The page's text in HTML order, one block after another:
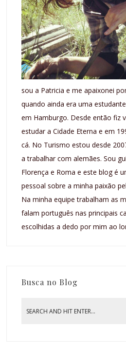
sou a Patricia e me apaixonei
quando ainda era uma
em Hamburgo. Desde então fiz
estudar a Cidade Eterna e em
cá. No Turismo estou desde
a trabalhar com alemães. Sou
Florença e Roma e este blog é
pessoal sobre a minha paixão
Na minha equipe trabalham as
falam português nas principais
escolhidas a dedo por mim ao
Busca no Blog